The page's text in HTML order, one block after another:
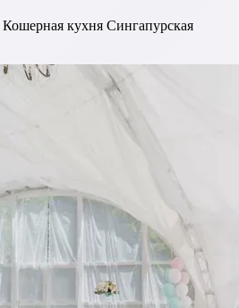
Кошерная кухня Сингапурская